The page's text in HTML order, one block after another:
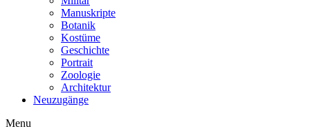
Manuskripte
Botanik
Kostüme
Geschichte
Portrait
Zoologie
Architektur
Neuzugänge
Menu